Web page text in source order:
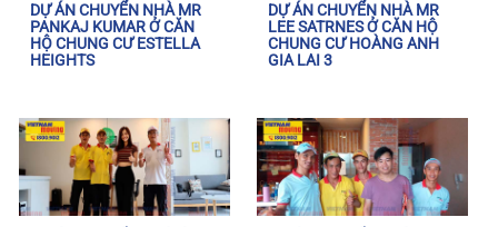
DỰ ÁN CHUYỂN NHÀ MR
PANKAJ KUMAR Ở CĂN
HỘ CHUNG CƯ ESTELLA
HEIGHTS
DỰ ÁN CHUYỂN NHÀ MR
LEE SATRNES Ở CĂN HỘ
CHUNG CƯ HOÀNG ANH
GIA LAI 3